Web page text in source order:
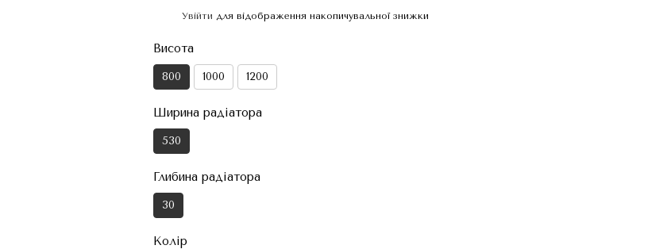
Увійти для відображення накопичувальної знижки
Висота
800 1000 1200
Ширина радіатора
530
Глибина радіатора
30
Колір